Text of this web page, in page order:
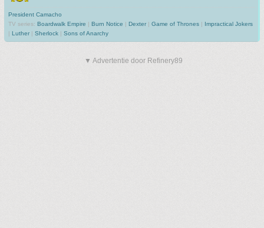
President Camacho
TV series: Boardwalk Empire | Burn Notice | Dexter | Game of Thrones | Impractical Jokers
| Luther | Sherlock | Sons of Anarchy
▼ Advertentie door Refinery89